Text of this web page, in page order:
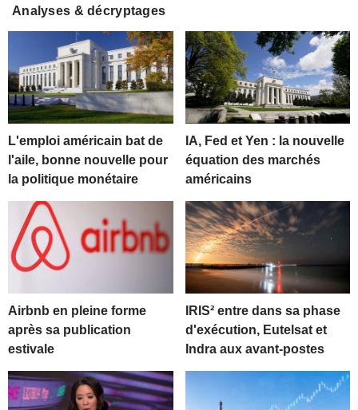
Analyses & décryptages
L'emploi américain bat de
l'aile, bonne nouvelle pour
la politique monétaire
IA, Fed et Yen : la nouvelle
équation des marchés
américains
Airbnb en pleine forme
après sa publication
estivale
IRIS² entre dans sa phase
d'exécution, Eutelsat et
Indra aux avant-postes